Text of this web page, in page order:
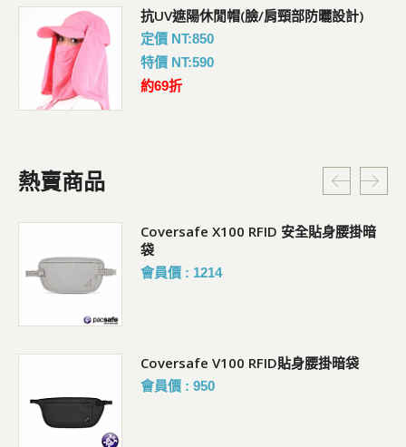
抗UV遮陽休閒帽(臉/肩頸部防曬設計)
定價 NT:850
特價 NT:590
約69折
熱賣商品
Coversafe X100 RFID 安全貼身腰掛暗
袋
會員價 : 1214
Coversafe V100 RFID貼身腰掛暗袋
會員價 : 950